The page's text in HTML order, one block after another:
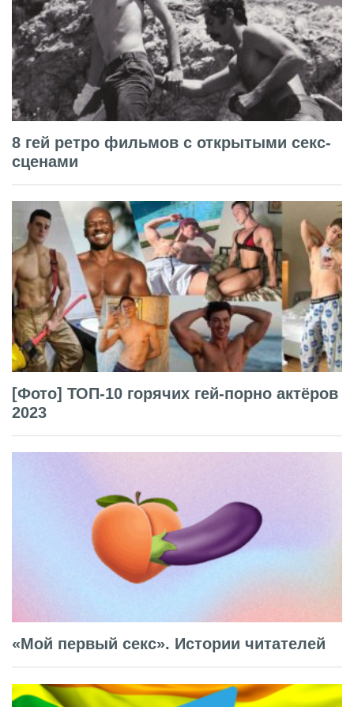
8 гей ретро фильмов с открытыми секс-
сценами
[Фото] ТОП-10 горячих гей-порно актёров
2023
«Мой первый секс». Истории читателей